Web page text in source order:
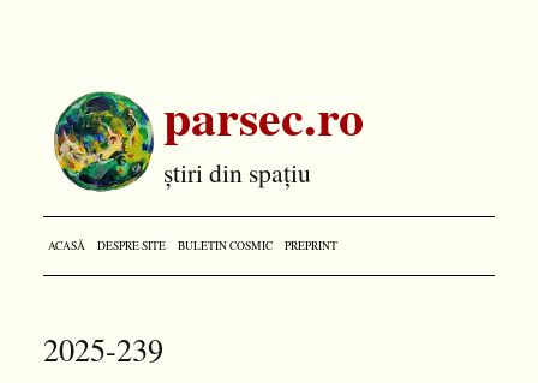
parsec.ro
știri din spațiu
ACASĂ DESPRE SITE BULETIN COSMIC PREPRINT
2025-239